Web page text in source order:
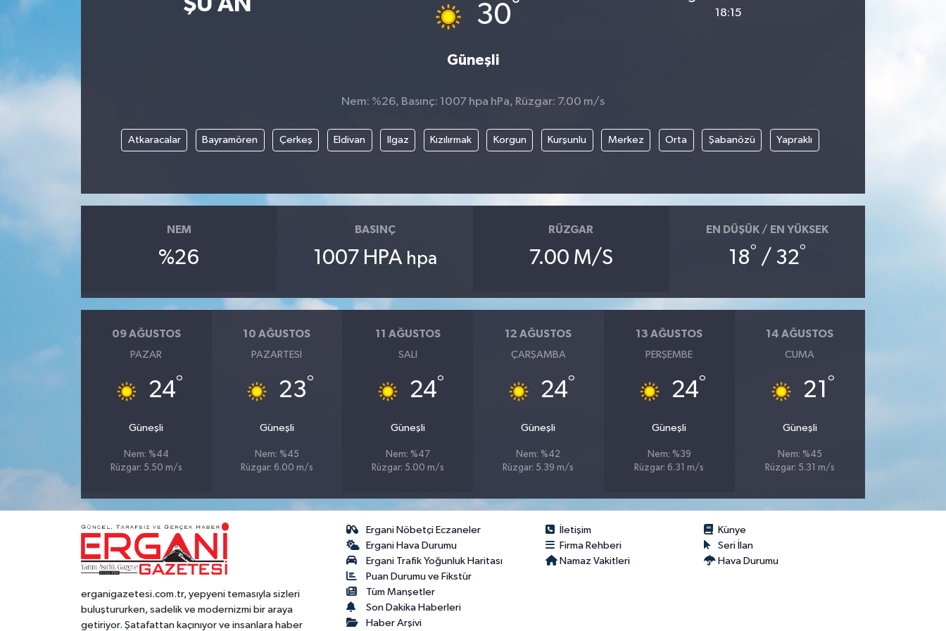
30°
Güneşli
18:15
Nem: %26, Basınç: 1007 hpa hPa, Rüzgar: 7.00 m/s
Atkaracalar Bayramören Çerkeş Eldivan Ilgaz Kızılırmak Korgun Kurşunlu Merkez Orta Şabanözü Yapraklı
NEM
%26
BASINÇ
1007 HPA hpa
RÜZGAR
7.00 M/S
EN DÜŞÜK / EN YÜKSEK
18° / 32°
09 AĞUSTOS
PAZAR
24°
Güneşli
Nem: %44
Rüzgar: 5.50 m/s
10 AĞUSTOS
PAZARTESI
23°
Güneşli
Nem: %45
Rüzgar: 6.00 m/s
11 AĞUSTOS
SALI
24°
Güneşli
Nem: %47
Rüzgar: 5.00 m/s
12 AĞUSTOS
ÇARŞAMBA
24°
Güneşli
Nem: %42
Rüzgar: 5.39 m/s
13 AĞUSTOS
PERŞEMBE
24°
Güneşli
Nem: %39
Rüzgar: 6.31 m/s
14 AĞUSTOS
CUMA
21 °
Güneşli
Nem: %45
Rüzgar: 5.31 m/s
erganigazetesi.com.tr, yepyeni temasıyla sizleri
buluştururken, sadelik ve modernizmi bir araya
getiriyor. Şatafattan kaçınıyor ve insanlara haber
Ergani Nöbetçi Eczaneler
Ergani Hava Durumu
Ergani Trafik Yoğunluk Haritası
Puan Durumu ve Fikstür
Tüm Manşetler
Son Dakika Haberleri
Haber Arşivi
İletişim
Künye
Firma Rehberi
Seri İlan
Namaz Vakitleri
Hava Durumu